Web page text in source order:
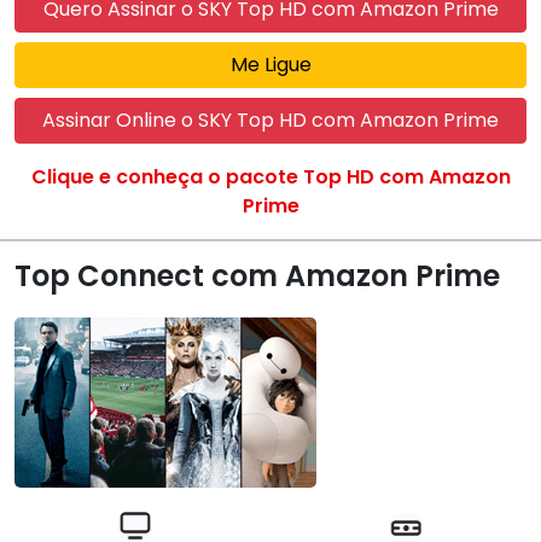
Quero Assinar o SKY Top HD com Amazon Prime
Me Ligue
Assinar Online o SKY Top HD com Amazon Prime
Clique e conheça o pacote Top HD com Amazon
Prime
Top Connect com Amazon Prime